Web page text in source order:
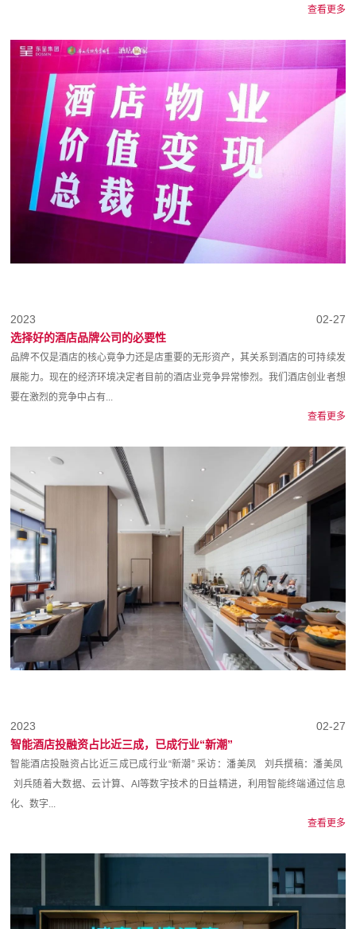
查看更多
02-27
2023
选择好的酒店品牌公司的必要性
品牌不仅是酒店的核心竟争力还是店重要的无形资产，其关系到酒店的可持续发
展能力。现在的经济环境决定者目前的酒店业竞争异常惨烈。我们酒店创业者想
要在激烈的竞争中占有...
查看更多
02-27
2023
智能酒店投融资占比近三成，已成行业“新潮”
智能酒店投融资占比近三成已成行业“新潮” 采访：潘美凤 刘兵撰稿：潘美凤
刘兵随着大数据、云计算、AI等数字技术的日益精进，利用智能终端通过信息
化、数字...
查看更多